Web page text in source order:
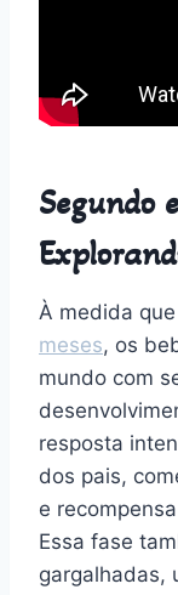
Segundo
À medida
meses, os
mundo com
resposta
dos pais,
e
Essa fase
gargalhadas,